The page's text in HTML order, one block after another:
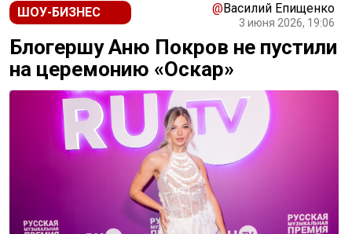
ШОУ-БИЗНЕС @Василий Епищенко
3 июня 2026, 19:06
Блогершу Аню Покров не пустили
на церемонию «Оскар»